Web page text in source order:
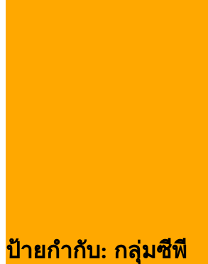
ป้ายกำกับ: กลุ่มซีพี